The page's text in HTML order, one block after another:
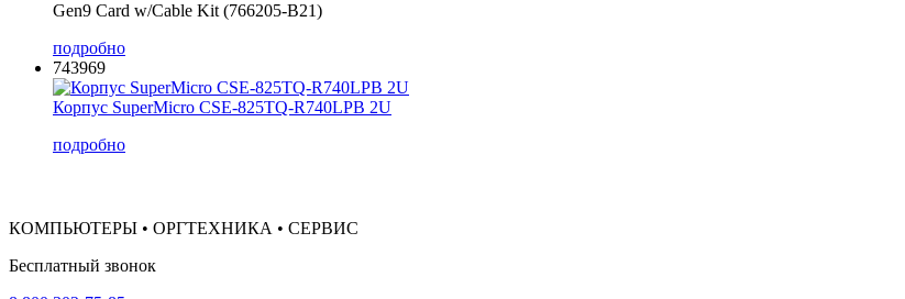
Gen9 Card w/Cable Kit (766205-B21)
подробно
743969
Корпус SuperMicro CSE-825TQ-R740LPB 2U
подробно
КОМПЬЮТЕРЫ • ОРГТЕХНИКА • СЕРВИС
Бесплатный звонок